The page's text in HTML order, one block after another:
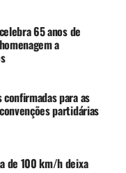
65 anos de
a
para as
partidárias
de 100 km/h deixa